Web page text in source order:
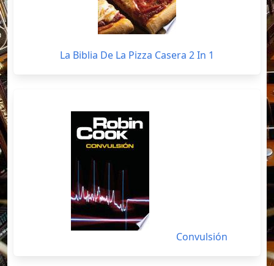
La Biblia De La Pizza Casera 2 In 1
Convulsión